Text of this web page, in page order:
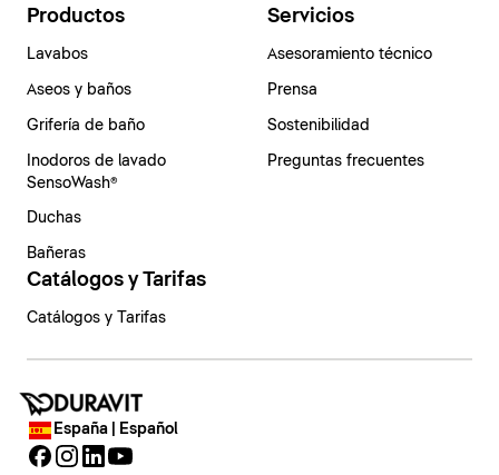
Productos
Lavabos
Aseos y baños
Grifería de baño
Inodoros de lavado
SensoWash®
Duchas
Bañeras
Servicios
Asesoramiento técnico
Prensa
Sostenibilidad
Preguntas frecuentes
Catálogos y Tarifas
Catálogos y Tarifas
España | Español